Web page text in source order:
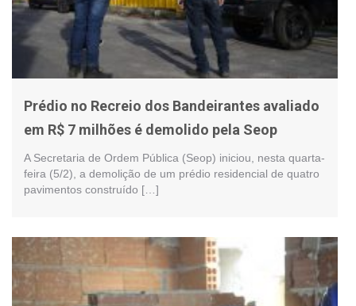
Prédio no Recreio dos Bandeirantes avaliado
em R$ 7 milhões é demolido pela Seop
A Secretaria de Ordem Pública (Seop) iniciou, nesta quarta-
feira (5/2), a demolição de um prédio residencial de quatro
pavimentos construído […]